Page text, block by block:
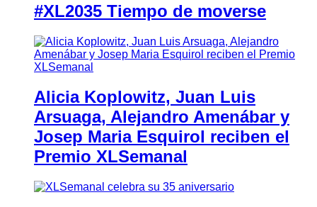
#XL2035 Tiempo de moverse
Alicia Koplowitz, Juan Luis
Arsuaga, Alejandro Amenábar y
Josep Maria Esquirol reciben el
Premio XLSemanal